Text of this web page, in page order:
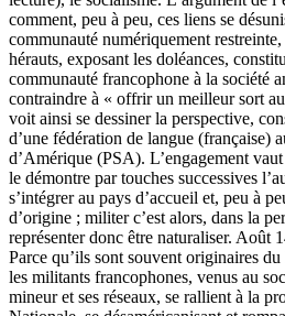
comment, peu à peu, ces liens se
communauté numériquement
hérauts, exposant les doléances,
communauté francophone à la société
contraindre à « offrir un meilleur sort
voit ainsi se dessiner la perspective,
d’une fédération de langue (française)
d’Amérique (PSA). L’engagement
le démontre par touches successives
s’intégrer au pays d’accueil et, peu à
d’origine ; militer c’est alors, dans la
représenter donc être naturaliser. Août
Parce qu’ils sont souvent originaires
les militants francophones, venus au
mineur et ses réseaux, se rallient à la